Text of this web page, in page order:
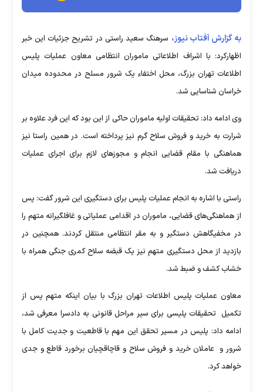
به گزارش آفتاب نیوز، سرهنگ سعید راستی در تشریح جزئیات این خبر
اظهارکرد: با اشراف اطلاعاتی ماموران انتظامی معاون عملیات پلیس
اطلاعات تهران بزرگ، محل اختفاء یک شرور مسلح در محدوده میدان
خراسان شناسایی شد.
وی ادامه داد: تحقیقات اولیه ماموران حاکی از این بود که این فرد علاوه بر
شرارت به خرید و فروش سلاح گرم نیز پرداخته است. در همین راستا نیز
هماهنگی با مقام قضایی انجام و مجوزهای لازم برای اجرای عملیات
دریافت شد.
راستی با اشاره به انجام عملیات پلیس برای دستگیری این شرور گفت:‌ پس
از هماهنگی‌های قضایی، ماموران در اقدامی عملیاتی و غافلگیرانه متهم را
در مخفیگاهش دستگیر و به مقر انتظامی منتقل کردند. همچنین در
بازدید از محل دستگیری متهم نیز یک قبضه سلاح کمری جنگی همراه با
خشاب کشف و ضبط شد.
معاون عملیات پلیس اطلاعات تهران بزرگ با بیان اینکه متهم پس از
تکمیل تحقیقات پلیسی برای سیر مراحل قانونی به دادسرا معرفی شد،
ادامه داد: پلیس در مسیر تحقق این مهم با قاطعیت و جدیت کامل با
شرور و عاملان خرید و فروش سلاح و قاچاقچیان برخورد قاطع و جدی
خواهد کرد.